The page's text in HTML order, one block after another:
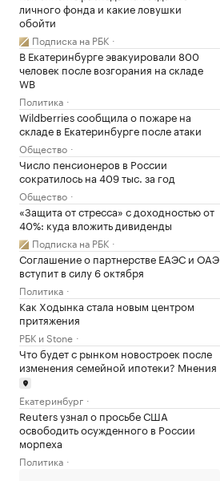
личного фонда и какие ловушки
обойти
Подписка на РБК
В Екатеринбурге эвакуировали 800
человек после возгорания на складе
WB
Политика
Wildberries сообщила о пожаре на
складе в Екатеринбурге после атаки
Общество
Число пенсионеров в России
сократилось на 409 тыс. за год
Общество
«Защита от стресса» с доходностью от
40%: куда вложить дивиденды
Подписка на РБК
Соглашение о партнерстве ЕАЭС и ОАЭ
вступит в силу 6 октября
Политика
Как Ходынка стала новым центром
притяжения
РБК и Stone
Что будет с рынком новостроек после
изменения семейной ипотеки? Мнения
Екатеринбург
Reuters узнал о просьбе США
освободить осужденного в России
морпеха
Политика